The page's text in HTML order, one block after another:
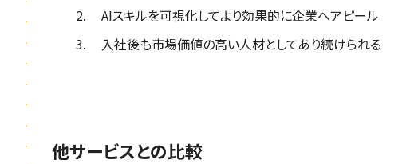
AIスキルを可視化してより効果的に企業へアピール
入社後も市場価値の高い人材としてあり続けられる
他サービスとの比較